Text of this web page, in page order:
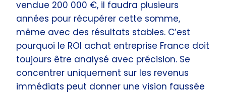
vendue 200 000 €, il faudra plusieurs
années pour récupérer cette somme,
même avec des résultats stables. C’est
pourquoi le ROI achat entreprise France doit
toujours être analysé avec précision. Se
concentrer uniquement sur les revenus
immédiats peut donner une vision faussée